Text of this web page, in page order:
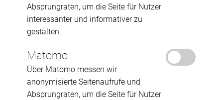
Absprungraten, um die Seite für Nutzer
interessanter und informativer zu
gestalten.
Matomo
Über Matomo messen wir
anonymisierte Seitenaufrufe und
Absprungraten, um die Seite für Nutzer